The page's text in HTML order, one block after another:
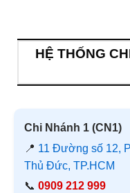
HỆ THỐNG
Chi Nhánh 1 (CN1)
📍 11 Đường số 12,
Thủ Đức, TP.HCM
📞 0909 212 999